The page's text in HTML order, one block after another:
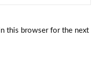
this browser for the next